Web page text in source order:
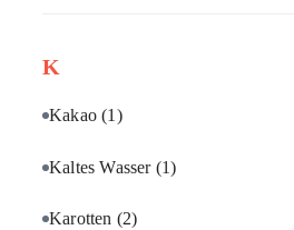
K
Kakao(1)
Kaltes Wasser (1)
Karotten (2)